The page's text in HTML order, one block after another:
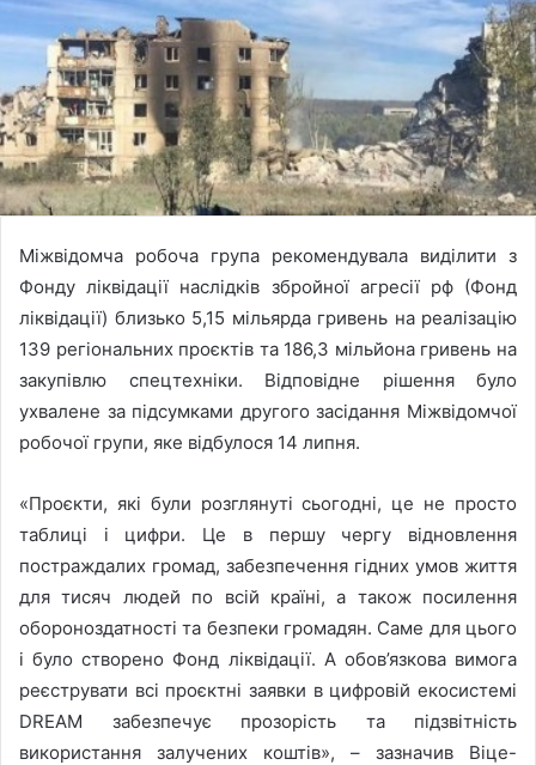
Міжвідомча робоча група рекомендувала виділити з
Фонду ліквідації наслідків збройної агресії рф (Фонд
ліквідації) близько 5,15 мільярда гривень на реалізацію
139 регіональних проєктів та 186,3 мільйона гривень на
закупівлю спецтехніки. Відповідне рішення було
ухвалене за підсумками другого засідання Міжвідомчої
робочої групи, яке відбулося 14 липня.
«Проєкти, які були розглянуті сьогодні, це не просто
таблиці і цифри. Це в першу чергу відновлення
постраждалих громад, забезпечення гідних умов життя
для тисяч людей по всій країні, а також посилення
обороноздатності та безпеки громадян. Саме для цього
і було створено Фонд ліквідації. А обов’язкова вимога
реєструвати всі проєктні заявки в цифровій екосистемі
DREAM забезпечує прозорість та підзвітність
використання залучених коштів», – зазначив Віце-